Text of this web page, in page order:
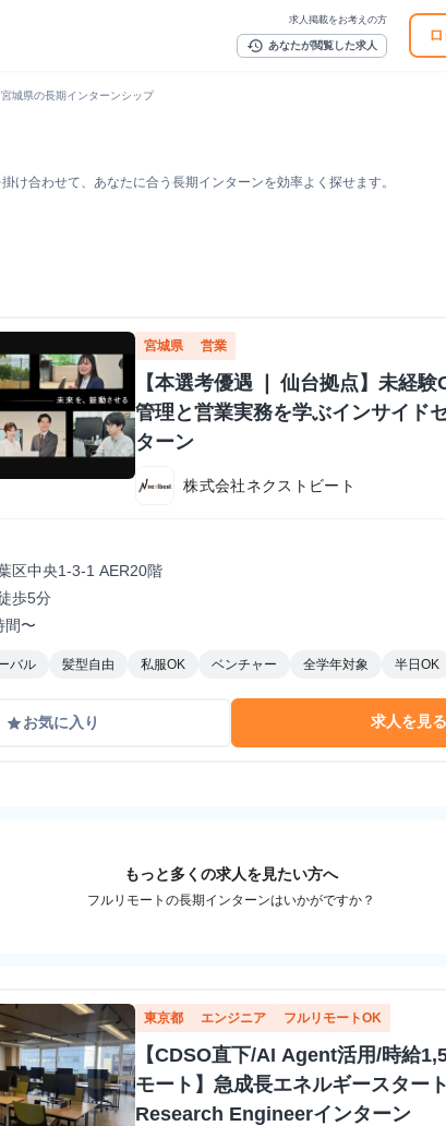
求人掲載をお考えの方
history あなたが閲覧した求人
宮城県の長期インターンシップ
け合わせて、あなたに合う長期インターンを効率よく探せます。
宮城県 営業
【本選考優遇 ❘ 仙台拠点】未経験
管理と営業実務を学ぶインサイド
ターン
株式会社ネクストビート
区中央1-3-1 AER20階
歩5分
間〜
バル 髪型自由 私服OK ベンチャー 全学年対象 半日OK
gradeお気に入り 求人を見る
もっと多くの求人を見たい方へ
フルリモートの長期インターンはいかがですか？
東京都 エンジニア フルリモートOK
【CDSO直下/AI Agent活用/時給
モート】急成長エネルギースター
Research Engineerインターン